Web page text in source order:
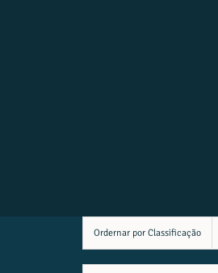
Ordernar por Classificação